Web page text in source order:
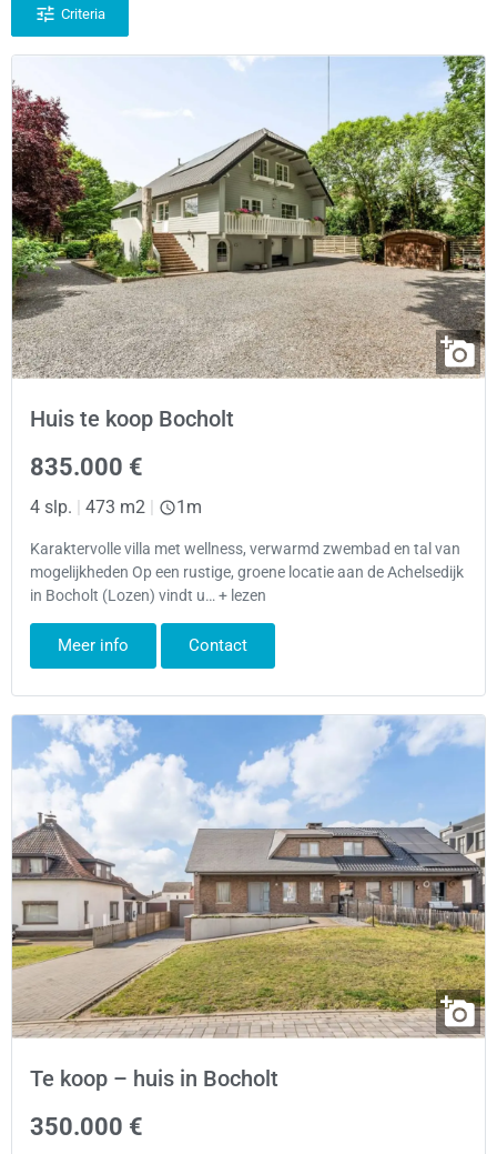
Criteria
Huis te koop Bocholt
835.000 €
4 slp. 473 m2 1m
Karaktervolle villa met wellness, verwarmd zwembad en tal van
mogelijkheden Op een rustige, groene locatie aan de Achelsedijk
in Bocholt (Lozen) vindt u… + lezen
Meer info Contact
Te koop – huis in Bocholt
350.000 €